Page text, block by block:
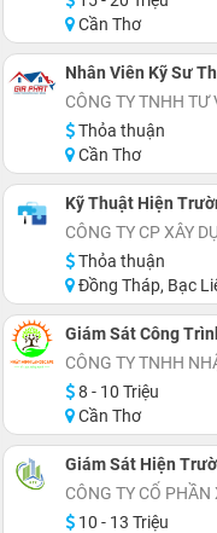
Cần Thơ
Nhân Viên Kỹ Sư
CÔNG TY TNHH TƯ
Thỏa thuận
Cần Thơ
Kỹ Thuật Hiện
CÔNG TY CP XÂY
Thỏa thuận
Đồng Tháp, Bạc
Giám Sát Công
CÔNG TY TNHH
8 - 10 Triệu
Cần Thơ
Giám Sát Hiện
CÔNG TY CỔ
10 - 13 Triệu